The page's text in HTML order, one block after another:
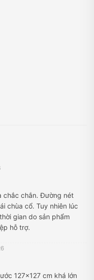
chắc chắn. Đường nét
chùa cổ. Tuy nhiên lúc
gian do sản phẩm
hỗ trợ.
127x127 cm khá lớn